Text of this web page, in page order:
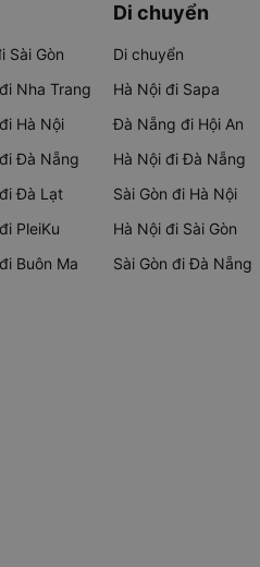
Sài Gòn
Nha Trang
Hà Nội
Đà Nẵng
Đà Lạt
PleiKu
Buôn Ma
Di chuyển
Di chuyển
Hà Nội đi Sapa
Đà Nẵng đi Hội An
Hà Nội đi Đà Nẵng
Sài Gòn đi Hà Nội
Hà Nội đi Sài Gòn
Sài Gòn đi Đà Nẵng